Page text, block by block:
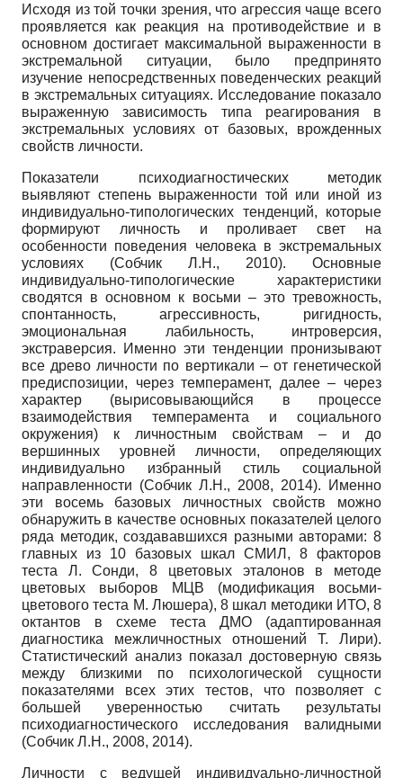
Исходя из той точки зрения, что агрессия чаще всего
проявляется как реакция на противодействие и в
основном достигает максимальной выраженности в
экстремальной ситуации, было предпринято
изучение непосредственных поведенческих реакций
в экстремальных ситуациях. Исследование показало
выраженную зависимость типа реагирования в
экстремальных условиях от базовых, врожденных
свойств личности.
Показатели психодиагностических методик
выявляют степень выраженности той или иной из
индивидуально-типологических тенденций, которые
формируют личность и проливает свет на
особенности поведения человека в экстремальных
условиях (Собчик Л.Н., 2010). Основные
индивидуально-типологические характеристики
сводятся в основном к восьми – это тревожность,
спонтанность, агрессивность, ригидность,
эмоциональная лабильность, интроверсия,
экстраверсия. Именно эти тенденции пронизывают
все древо личности по вертикали – от генетической
предиспозиции, через темперамент, далее – через
характер (вырисовывающийся в процессе
взаимодействия темперамента и социального
окружения) к личностным свойствам – и до
вершинных уровней личности, определяющих
индивидуально избранный стиль социальной
направленности (Собчик Л.Н., 2008, 2014). Именно
эти восемь базовых личностных свойств можно
обнаружить в качестве основных показателей целого
ряда методик, создававшихся разными авторами: 8
главных из 10 базовых шкал СМИЛ, 8 факторов
теста Л. Сонди, 8 цветовых эталонов в методе
цветовых выборов МЦВ (модификация восьми-
цветового теста М. Люшера), 8 шкал методики ИТО, 8
октантов в схеме теста ДМО (адаптированная
диагностика межличностных отношений Т. Лири).
Статистический анализ показал достоверную связь
между близкими по психологической сущности
показателями всех этих тестов, что позволяет с
большей уверенностью считать результаты
психодиагностического исследования валидными
(Собчик Л.Н., 2008, 2014).
Личности с ведущей индивидуально-личностной